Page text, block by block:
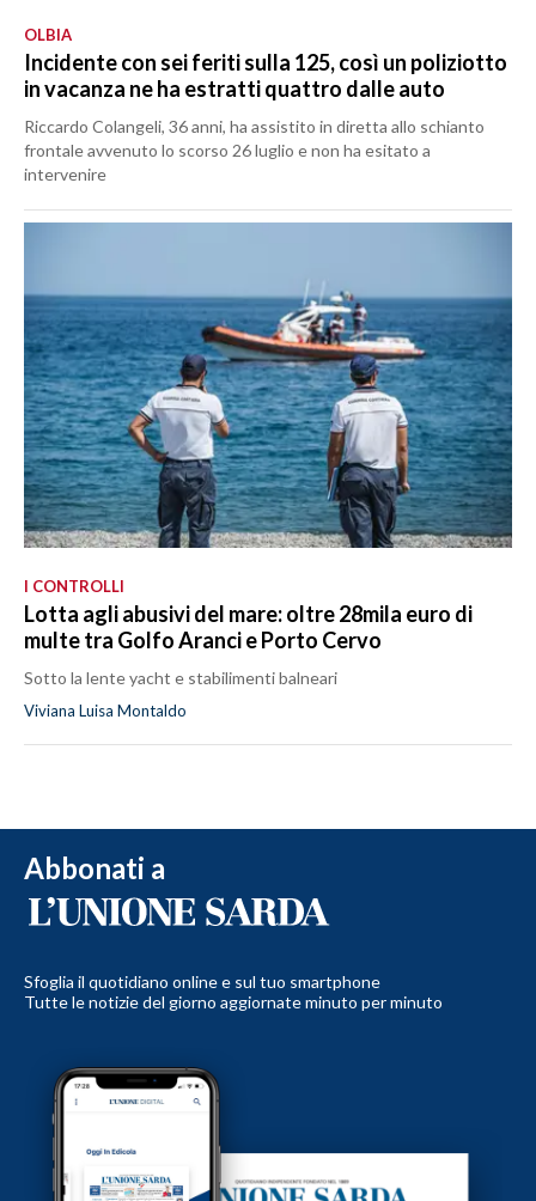
OLBIA
Incidente con sei feriti sulla 125, così un poliziotto
in vacanza ne ha estratti quattro dalle auto
Riccardo Colangeli, 36 anni, ha assistito in diretta allo schianto
frontale avvenuto lo scorso 26 luglio e non ha esitato a
intervenire
I CONTROLLI
Lotta agli abusivi del mare: oltre 28mila euro di
multe tra Golfo Aranci e Porto Cervo
Sotto la lente yacht e stabilimenti balneari
Viviana Luisa Montaldo
Abbonati a
Sfoglia il quotidiano online e sul tuo smartphone
Tutte le notizie del giorno aggiornate minuto per minuto